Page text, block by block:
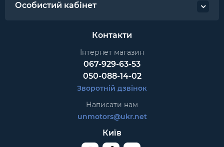
Особистий кабінет
Контакти
Інтернет магазин
067-929-63-53
050-088-14-02
Зворотній дзвінок
Написати нам
unmotors@ukr.net
Київ